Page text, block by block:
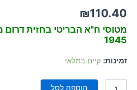
₪110.40
1945
זמינות: קיים במלאי
הוספה לסל